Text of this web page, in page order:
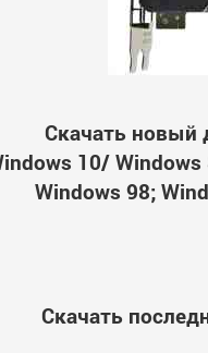
Скачать новый
10/ Windows
Windows 98;
Скачать